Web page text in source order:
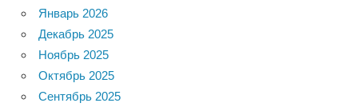
Январь 2026
Декабрь 2025
Ноябрь 2025
Октябрь 2025
Сентябрь 2025